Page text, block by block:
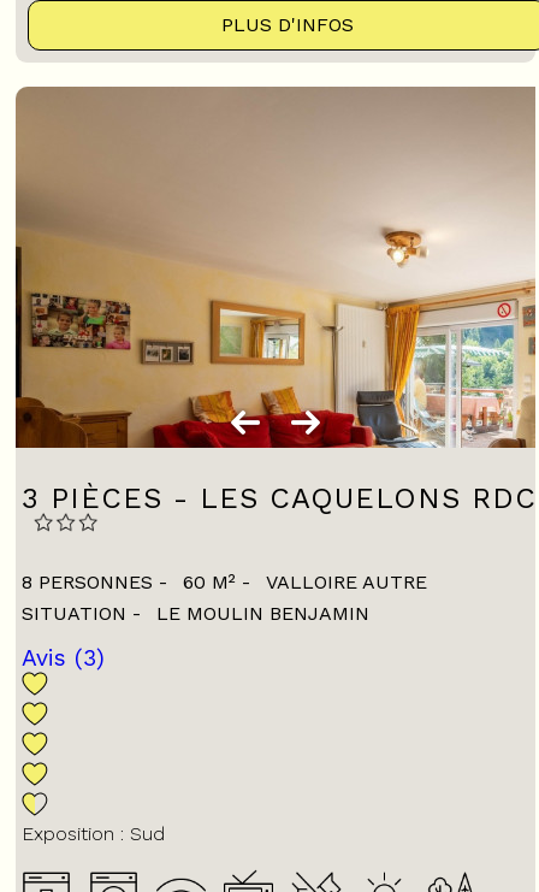
PLUS D'INFOS
3 PIÈCES - LES CAQUELONS RDC
8 PERSONNES 60 M²
VALLOIRE AUTRE
SITUATION
LE MOULIN BENJAMIN
Avis (3)
Exposition : Sud